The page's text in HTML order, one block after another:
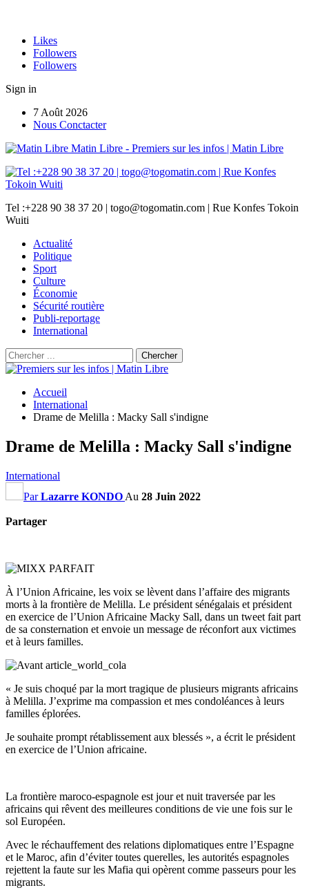
Likes
Followers
Followers
Sign in
7 Août 2026
Nous Conctacter
Matin Libre - Premiers sur les infos | Matin Libre
Tel :+228 90 38 37 20 | togo@togomatin.com | Rue Konfes Tokoin
Wuiti
Actualité
Politique
Sport
Culture
Économie
Sécurité routière
Publi-reportage
International
Accueil
International
Drame de Melilla : Macky Sall s'indigne
Drame de Melilla : Macky Sall s'indigne
International
ParLazarre KONDO Au 28 Juin 2022
Partager
À l’Union Africaine, les voix se lèvent dans l’affaire des migrants
morts à la frontière de Melilla. Le président sénégalais et président
en exercice de l’Union Africaine Macky Sall, dans un tweet fait part
de sa consternation et envoie un message de réconfort aux victimes
et à leurs familles.
« Je suis choqué par la mort tragique de plusieurs migrants africains
à Melilla. J’exprime ma compassion et mes condoléances à leurs
familles éplorées.
Je souhaite prompt rétablissement aux blessés », a écrit le président
en exercice de l’Union africaine.
La frontière maroco-espagnole est jour et nuit traversée par les
africains qui rêvent des meilleures conditions de vie une fois sur le
sol Européen.
Avec le réchauffement des relations diplomatiques entre l’Espagne
et le Maroc, afin d’éviter toutes querelles, les autorités espagnoles
rejettent la faute sur les Mafia qui opèrent comme passeurs pour les
migrants.